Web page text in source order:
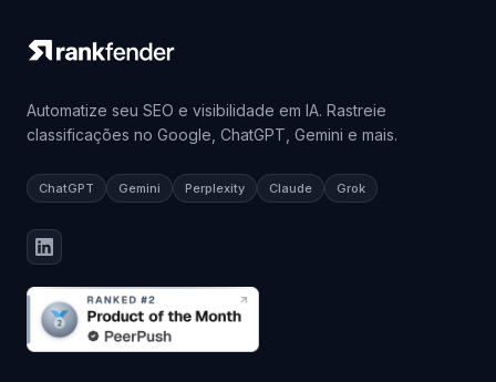
Automatize seu SEO e visibilidade em IA. Rastreie
classificações no Google, ChatGPT, Gemini e mais.
ChatGPT Gemini Perplexity Claude Grok